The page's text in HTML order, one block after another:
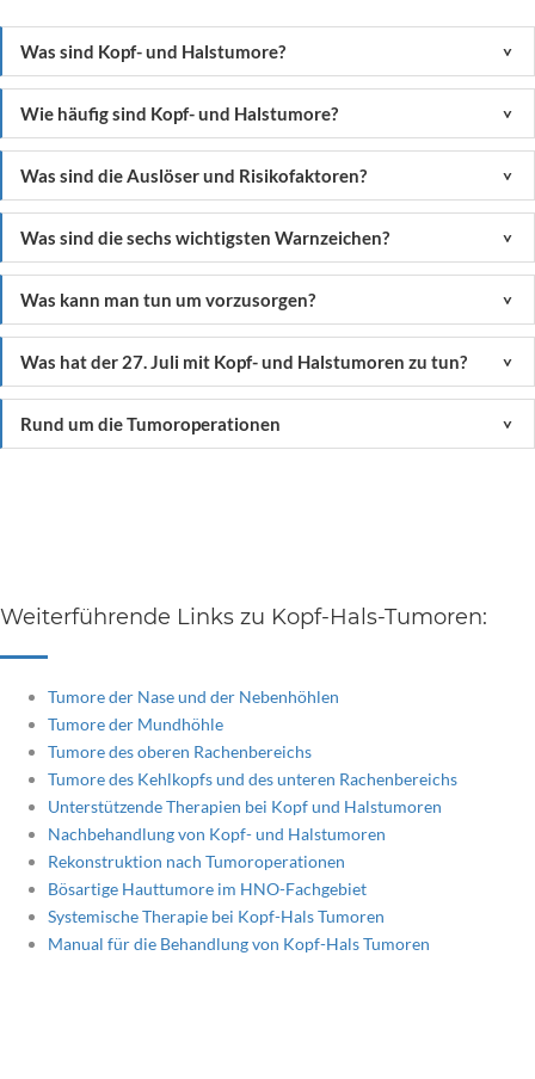
Was sind Kopf- und Halstumore? <
Wie häufig sind Kopf- und Halstumore? <
Was sind die Auslöser und Risikofaktoren? <
Was sind die sechs wichtigsten Warnzeichen? <
Was kann man tun um vorzusorgen? <
Was hat der 27. Juli mit Kopf- und Halstumoren zu tun? <
Rund um die Tumoroperationen <
Weiterführende Links zu Kopf-Hals-Tumoren:
Tumore der Nase und der Nebenhöhlen
Tumore der Mundhöhle
Tumore des oberen Rachenbereichs
Tumore des Kehlkopfs und des unteren Rachenbereichs
Unterstützende Therapien bei Kopf und Halstumoren
Nachbehandlung von Kopf- und Halstumoren
Rekonstruktion nach Tumoroperationen
Bösartige Hauttumore im HNO-Fachgebiet
Systemische Therapie bei Kopf-Hals Tumoren
Manual für die Behandlung von Kopf-Hals Tumoren